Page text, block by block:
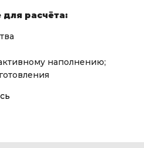
расчёта:
наполнению;